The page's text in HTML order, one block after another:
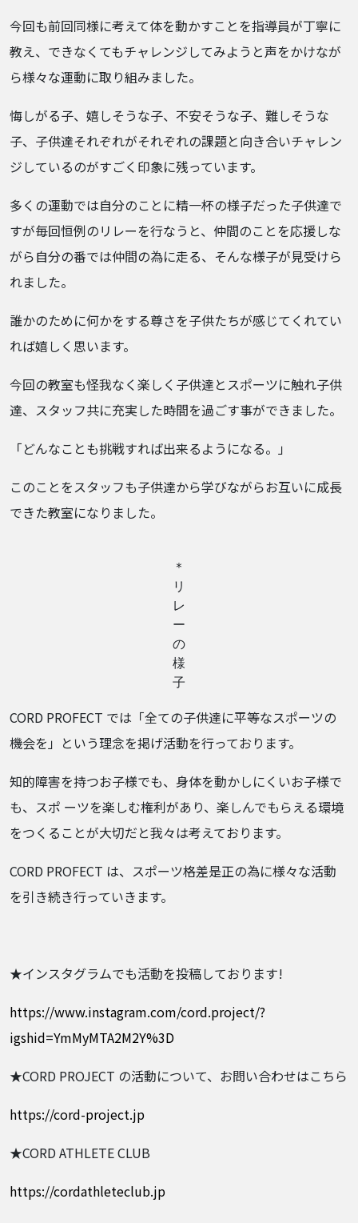
今回も前回同様に考えて体を動かすことを指導員が丁寧に
教え、できなくてもチャレンジしてみようと声をかけなが
ら様々な運動に取り組みました。
悔しがる子、嬉しそうな子、不安そうな子、難しそうな
子、子供達それぞれがそれぞれの課題と向き合いチャレン
ジしているのがすごく印象に残っています。
多くの運動では自分のことに精一杯の様子だった子供達で
すが毎回恒例のリレーを行なうと、仲間のことを応援しな
がら自分の番では仲間の為に走る、そんな様子が見受けら
れました。
誰かのために何かをする尊さを子供たちが感じてくれてい
れば嬉しく思います。
今回の教室も怪我なく楽しく子供達とスポーツに触れ子供
達、スタッフ共に充実した時間を過ごす事ができました。
「どんなことも挑戦すれば出来るようになる。」
このことをスタッフも子供達から学びながらお互いに成長
できた教室になりました。
＊
リ
レ
ー
の
様
子
CORD PROFECT では「全ての子供達に平等なスポーツの
機会を」という理念を掲げ活動を行っております。
知的障害を持つお子様でも、身体を動かしにくいお子様で
も、スポ ーツを楽しむ権利があり、楽しんでもらえる環境
をつくることが大切だと我々は考えております。
CORD PROFECT は、スポーツ格差是正の為に様々な活動
を引き続き行っていきます。
★インスタグラムでも活動を投稿しております!
https://www.instagram.com/cord.project/?
igshid=YmMyMTA2M2Y%3D
★CORD PROJECT の活動について、お問い合わせはこちら
https://cord-project.jp
★CORD ATHLETE CLUB
https://cordathleteclub.jp